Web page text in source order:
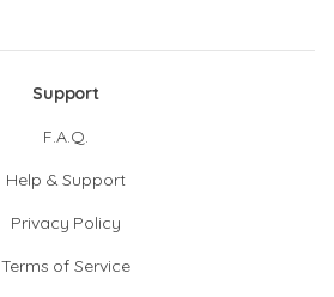
Support
F.A.Q.
Help & Support
Privacy Policy
Terms of Service